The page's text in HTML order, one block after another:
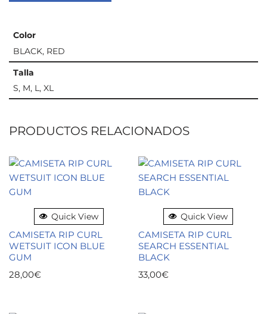
Color
BLACK, RED
Talla
S, M, L, XL
PRODUCTOS RELACIONADOS
Quick View
CAMISETA RIP CURL
WETSUIT ICON BLUE
GUM
28,00€
Quick View
CAMISETA RIP CURL
SEARCH ESSENTIAL
BLACK
33,00€